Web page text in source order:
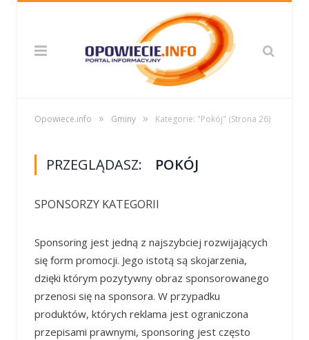
Opowiece.info » Gminy » Kategorie: "Pokój" (Strona 26)
PRZEGLĄDASZ: POKÓJ
SPONSORZY KATEGORII
Sponsoring jest jedną z najszybciej rozwijających
się form promocji. Jego istotą są skojarzenia,
dzięki którym pozytywny obraz sponsorowanego
przenosi się na sponsora. W przypadku
produktów, których reklama jest ograniczona
przepisami prawnymi, sponsoring jest często